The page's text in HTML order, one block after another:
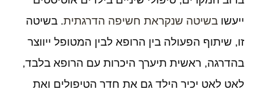
ייעשו בשיטה שנקראת חשיפה הדרגתית. בשיטה
זו, שיתוף הפעולה בין הרופא לבין המטופל ייווצר
בהדרגה, ראשית תיערך היכרות עם הרופא בלבד,
לאט לאט יכיר הילד גם את חדר הטיפולים ואת